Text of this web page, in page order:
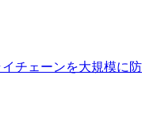
チェーンを大規模に防